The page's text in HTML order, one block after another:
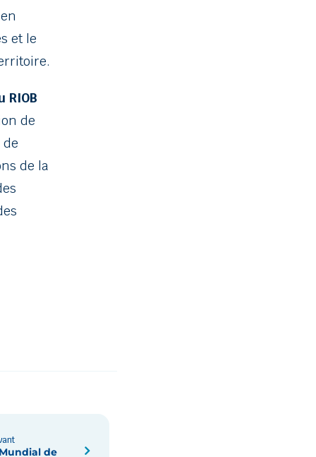
et le
RIOB
de
de la
de